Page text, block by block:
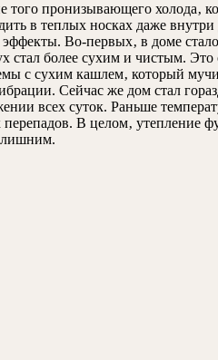
того пронизывающего холода‚
в теплых носках даже внутри
Во-первых‚ в доме
стал более сухим и чистым. Это
с сухим кашлем‚ который
Сейчас же дом стал
всех суток. Раньше
перепадов. В целом‚
лишним.